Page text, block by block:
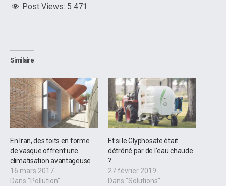
Post Views: 5 471
Similaire
En Iran, des toits en forme
de vasque offrent une
climatisation avantageuse
16 mars 2017
Dans "Pollution"
Et si le Glyphosate était
détrôné par de l’eau chaude
?
27 février 2019
Dans "Solutions"